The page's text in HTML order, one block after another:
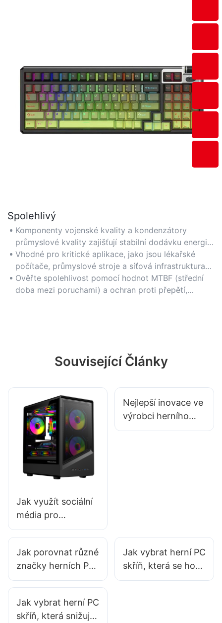
Spolehlivý
Komponenty vojenské kvality a kondenzátory
průmyslové kvality zajišťují stabilní dodávku energie
i při vysokém zatížení a minimalizují tak prostoje.
Vhodné pro kritické aplikace, jako jsou lékařské
počítače, průmyslové stroje a síťová infrastruktura
vyžadující nepřerušovaný provoz.
Ověřte spolehlivost pomocí hodnot MTBF (střední
doba mezi poruchami) a ochran proti přepětí,
Související Články
Jak využít sociální
média pro
marketing herních
Nejlepší inovace ve
výrobci herního
příslušenství pro
Jak porovnat různé
značky herních PC
skříní a spolehlivě
Jak vybrat herní PC
skříň, která se hodí
k vašemu stolu?
Jak vybrat herní PC
skříň, která snižuje